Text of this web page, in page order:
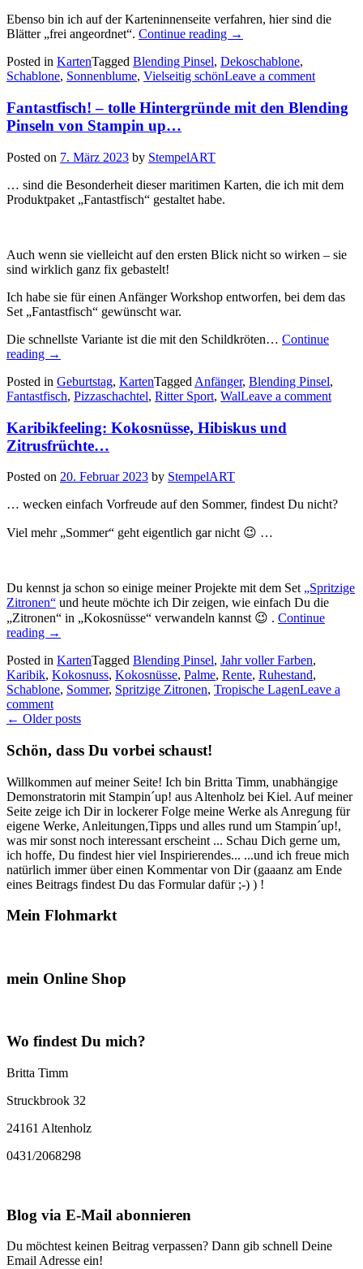
Ebenso bin ich auf der Karteninnenseite verfahren, hier sind die
Blätter „frei angeordnet“. Continue reading „Vielseitig
–
ein
schnelle
Blending
Pinseln…“
→
Posted in KartenTagged Blending Pinsel, Dekoschablone,
Schablone, Sonnenblume, Vielseitig schönLeave a comment
Fantastfisch! – tolle Hintergründe mit den Blending
Pinseln von Stampin up…
Posted on 7. März 2023 by StempelART
… sind die Besonderheit dieser maritimen Karten, die ich mit dem
Produktpaket „Fantastfisch“ gestaltet habe.
Auch wenn sie vielleicht auf den ersten Blick nicht so wirken – sie
sind wirklich ganz fix gebastelt!
Ich habe sie für einen Anfänger Workshop entworfen, bei dem das
Set „Fantastfisch“ gewünscht war.
Die schnellste Variante ist die mit den Schildkröten… Continue
reading „Fantastfisch!
tolle
Hintergründe
den
Blending
Pinseln
von
Stampin
up…“
→
Posted in Geburtstag, KartenTagged Anfänger, Blending Pinsel,
Fantastfisch, Pizzaschachtel, Ritter Sport, WalLeave a comment
Karibikfeeling: Kokosnüsse, Hibiskus und
Zitrusfrüchte…
Posted on 20. Februar 2023 by StempelART
… wecken einfach Vorfreude auf den Sommer, findest Du nicht?
Viel mehr „Sommer“ geht eigentlich gar nicht 😉 …
Du kennst ja schon so einige meiner Projekte mit dem Set „Spritzige
Zitronen“ und heute möchte ich Dir zeigen, wie einfach Du die
„Zitronen“ in „Kokosnüsse“ verwandeln kannst 😉 . Continue
reading „Karibikfeeling:
Hibiskus
und
Zitrusfrüchte…“
→
Posted in KartenTagged Blending Pinsel, Jahr voller Farben,
Karibik, Kokosnuss, Kokosnüsse, Palme, Rente, Ruhestand,
Schablone, Sommer, Spritzige Zitronen, Tropische LagenLeave a
comment
Posts
← Older posts
Schön, dass Du vorbei schaust!
Willkommen auf meiner Seite! Ich bin Britta Timm, unabhängige
Demonstratorin mit Stampin´up! aus Altenholz bei Kiel. Auf meiner
Seite zeige ich Dir in lockerer Folge meine Werke als Anregung für
eigene Werke, Anleitungen,Tipps und alles rund um Stampin´up!,
was mir sonst noch interessant erscheint ... Schau Dich gerne um,
ich hoffe, Du findest hier viel Inspirierendes... ...und ich freue mich
natürlich immer über einen Kommentar von Dir (gaaanz am Ende
eines Beitrags findest Du das Formular dafür ;-) ) !
Mein Flohmarkt
mein Online Shop
Wo findest Du mich?
Britta Timm
Struckbrook 32
24161 Altenholz
0431/2068298
Blog via E-Mail abonnieren
Du möchtest keinen Beitrag verpassen? Dann gib schnell Deine
Email Adresse ein!